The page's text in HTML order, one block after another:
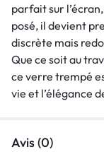
parfait sur
posé, il devient
discrète mais
Que ce soit au
ce verre trempé
vie et l’élégance
Avis (0)